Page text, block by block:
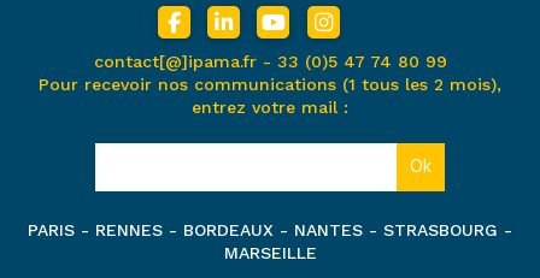
contact[@]ipama.fr - 33 (0)5 47 74 80 99
Pour recevoir nos communications (1 tous les 2 mois),
entrez votre mail :
PARIS - RENNES - BORDEAUX - NANTES - STRASBOURG -
MARSEILLE